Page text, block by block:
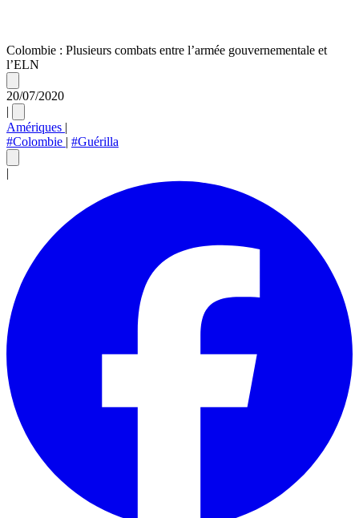
Colombie : Plusieurs combats entre l’armée gouvernementale et
l’ELN
20/07/2020
|
Amériques |
#Colombie | #Guérilla
|